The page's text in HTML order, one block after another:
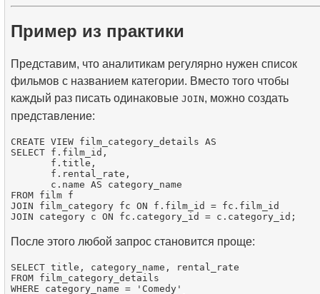
Пример из практики
Представим, что аналитикам регулярно нужен список
фильмов с названием категории. Вместо того чтобы
каждый раз писать одинаковые JOIN, можно создать
представление:
CREATE VIEW film_category_details AS
SELECT f.film_id,
       f.title,
       f.rental_rate,
       c.name AS category_name
FROM film f
JOIN film_category fc ON f.film_id = fc.film_id
После этого любой запрос становится проще:
SELECT title, category_name, rental_rate
FROM film_category_details
WHERE category_name = 'Comedy'